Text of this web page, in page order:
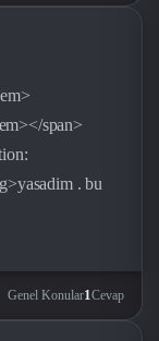
span>
. bu
Genel Konular1Cevap